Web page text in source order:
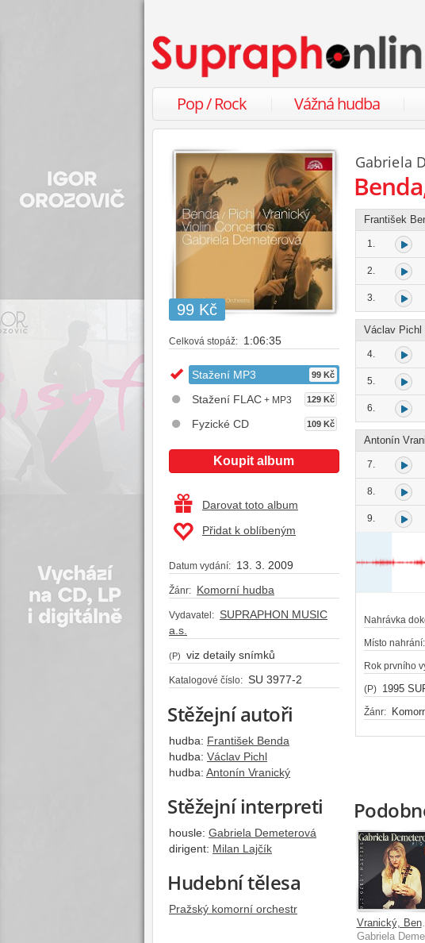
Pop / Rock Vážná hudba
99 Kč
Celková stopáž: 1:06:35
Stažení MP3 99 Kč
Stažení FLAC + MP3 129 Kč
Fyzické CD 109 Kč
Koupit album
Darovat toto album
Přidat k oblíbeným
Datum vydání: 13. 3. 2009
Žánr: Komorní hudba
Vydavatel: SUPRAPHON MUSIC
a.s.
(P) viz detaily snímků
Katalogové číslo: SU 3977-2
Stěžejní autoři
hudba: František Benda
hudba: Václav Pichl
hudba: Antonín Vranický
Stěžejní interpreti
housle: Gabriela Demeterová
dirigent: Milan Lajčík
Hudební tělesa
Pražský komorní orchestr
Gabriela
František
1.
2.
3.
Václav Pichl
4.
5.
6.
Antonín
7.
8.
9.
Nahrávka
Místo nahrání:
Rok prvního
(P) 1995
Žánr:
Vranický, Benda, Pichl: Houslové koncerty